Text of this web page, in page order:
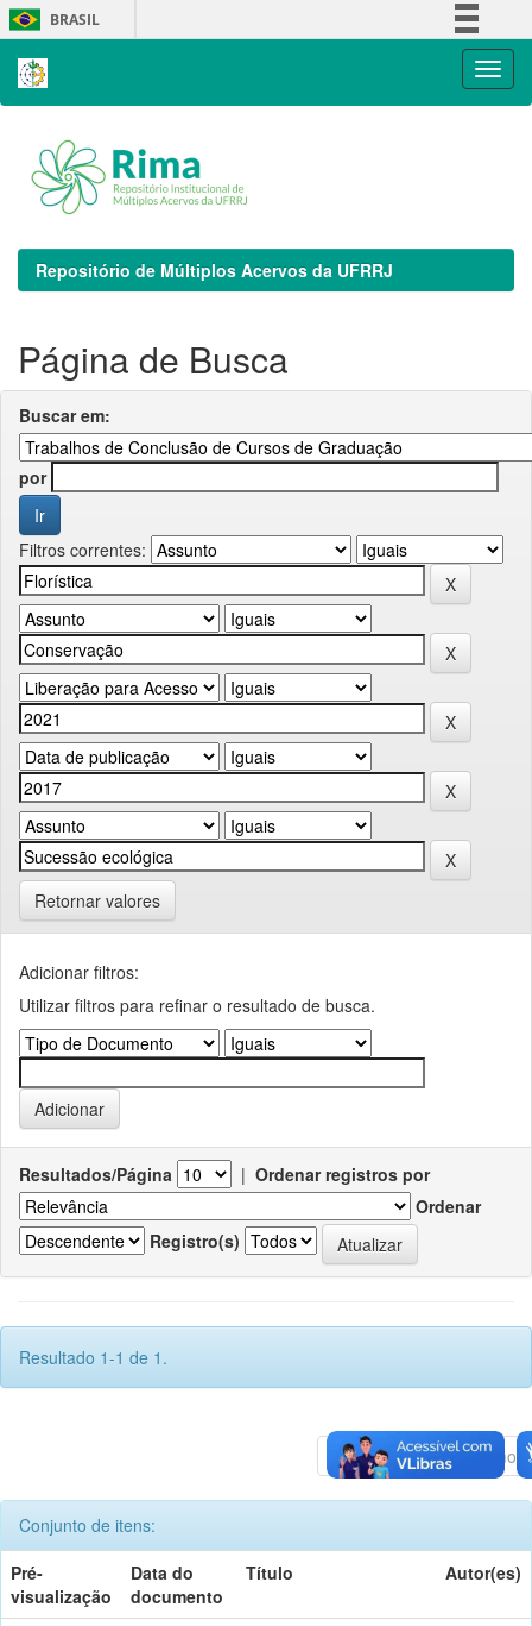
Skip
navigation
BRASIL
Repositório de Múltiplos Acervos da UFRRJ
Página de Busca
Buscar em:
por
Filtros correntes:
Retornar valores
Adicionar filtros:
Utilizar filtros para refinar o resultado de busca.
Resultados/Página | Ordenar registros por
Ordenar
Registro(s)
Resultado 1-1 de 1.
Anterior 1 Póximo
Conjunto de itens:
Pré-
visualização
Data do
documento
Título Autor(es)